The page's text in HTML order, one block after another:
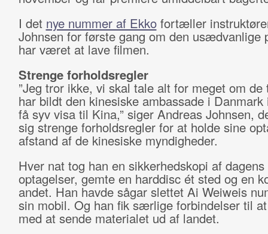
I det nye nummer af Ekkofortæller
Johnsen for første gang om den usædvanlige
har været at lave filmen.
Strenge forholdsregler
”Jeg tror ikke, vi skal tale alt for meget om de
har bildt den kinesiske ambassade i Danmark
få syv visa til Kina,” siger Andreas Johnsen,
sig strenge forholdsregler for at holde sine
afstand af de kinesiske myndigheder.
Hver nat tog han en sikkerhedskopi af dagens
optagelser, gemte en harddisc ét sted og en
andet. Han havde sågar slettet Ai Weiweis
sin mobil. Og han fik særlige forbindelser til
med at sende materialet ud af landet.